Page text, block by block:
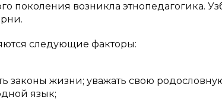
поколения возникла этнопедагогика.
следующие факторы:
законы жизни; уважать свою
язык;